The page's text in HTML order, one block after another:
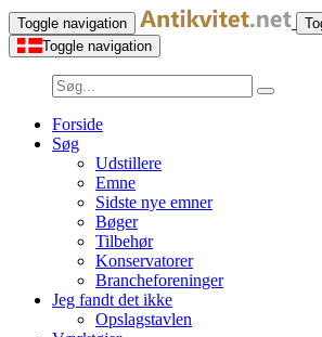
Toggle navigation
Toggle navigation
Forside
Søg
Udstillere
Emne
Sidste nye emner
Bøger
Tilbehør
Konservatorer
Brancheforeninger
Jeg fandt det ikke
Opslagstavlen